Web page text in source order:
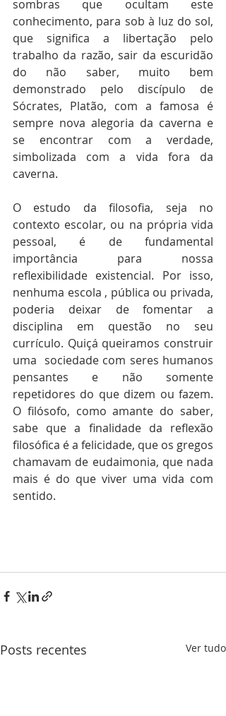
sombras que ocultam este
conhecimento, para sob à luz do sol,
que significa a libertação pelo
trabalho da razão, sair da escuridão
do não saber, muito bem
demonstrado pelo discípulo de
Sócrates, Platão, com a famosa é
sempre nova alegoria da caverna e
se encontrar com a verdade,
simbolizada com a vida fora da
caverna.
O estudo da filosofia, seja no
contexto escolar, ou na própria vida
pessoal, é de fundamental
importância para nossa
reflexibilidade existencial. Por isso,
nenhuma escola , pública ou privada,
poderia deixar de fomentar a
disciplina em questão no seu
currículo. Quiçá queiramos construir
uma  sociedade com seres humanos
pensantes e não somente
repetidores do que dizem ou fazem.
O filósofo, como amante do saber,
sabe que a finalidade da reflexão
filosófica é a felicidade, que os gregos
chamavam de eudaimonia, que nada
mais é do que viver uma vida com
sentido.
Posts recentes Ver tudo